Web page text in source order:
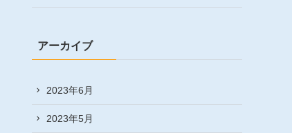
アーカイブ
2023年6月
2023年5月